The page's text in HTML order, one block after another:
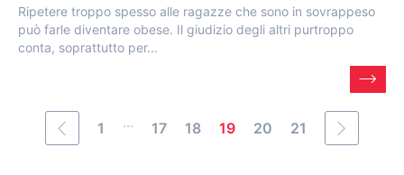
Ripetere troppo spesso alle ragazze che sono in sovrappeso
può farle diventare obese. Il giudizio degli altri purtroppo
conta, soprattutto per...
1 ... 17 18 19 20 21